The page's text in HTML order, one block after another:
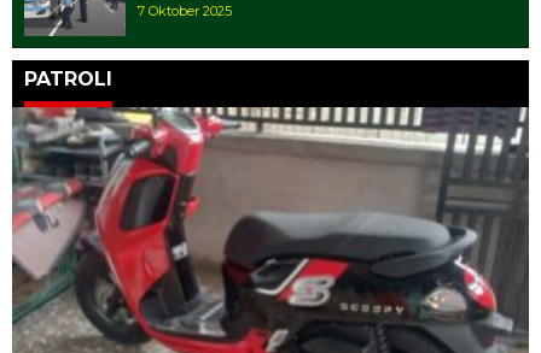
7 Oktober 2025
PATROLI